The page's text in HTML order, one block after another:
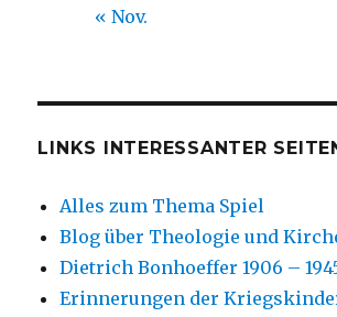
« Nov.
LINKS INTERESSANTER
Alles zum Thema Spiel
Blog über Theologie und
Dietrich Bonhoeffer 1906 –
Erinnerungen der